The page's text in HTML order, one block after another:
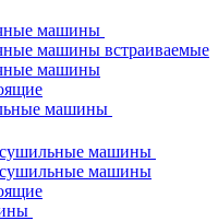
машины
машины встраиваемые
машины
машины
машины
машины